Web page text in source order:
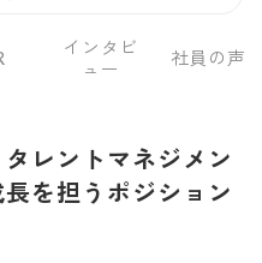
インタビ
ュー
社員の声
タレントマネジメン
を担うポジション